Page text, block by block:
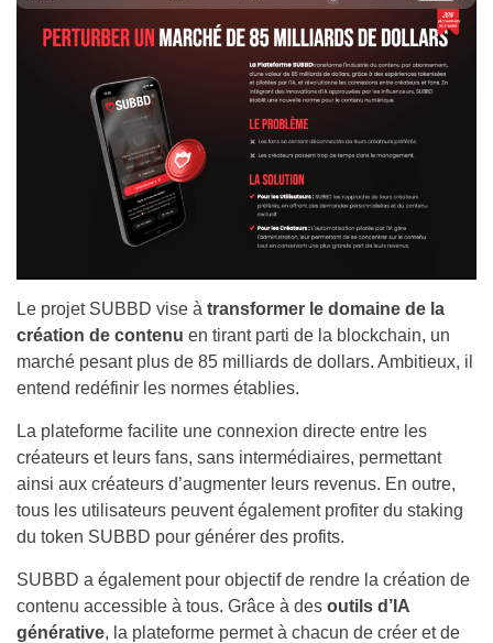
Le projet SUBBD vise à transformer le domaine de la
création de contenu en tirant parti de la blockchain, un
marché pesant plus de 85 milliards de dollars. Ambitieux, il
entend redéfinir les normes établies.
La plateforme facilite une connexion directe entre les
créateurs et leurs fans, sans intermédiaires, permettant
ainsi aux créateurs d’augmenter leurs revenus. En outre,
tous les utilisateurs peuvent également profiter du staking
du token SUBBD pour générer des profits.
SUBBD a également pour objectif de rendre la création de
contenu accessible à tous. Grâce à des outils d’IA
générative, la plateforme permet à chacun de créer et de